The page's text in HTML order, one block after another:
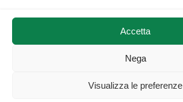
NOCI gazzettino.it ©2014 •
Accetta
Nega
Visualizza le preferenze